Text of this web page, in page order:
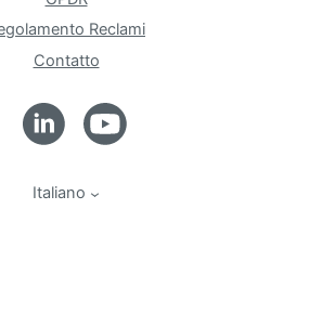
Reclami
Contatto
Italiano